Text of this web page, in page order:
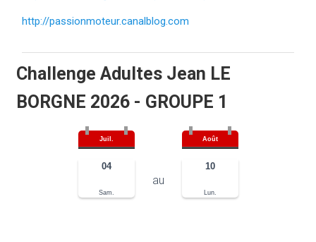
http://passionmoteur.canalblog.com
Challenge Adultes Jean LE
BORGNE 2026 - GROUPE 1
Juil.
04
Sam.
au
Août
10
Lun.